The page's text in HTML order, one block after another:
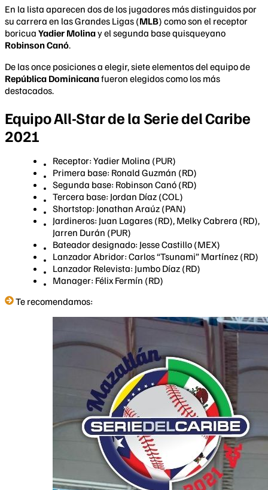
En la lista aparecen dos de los jugadores más distinguidos por
su carrera en las Grandes Ligas (MLB) como son el receptor
boricua Yadier Molinay el segunda base quisqueyano
Robinson Canó.
De las once posiciones a elegir, siete elementos del equipo de
República Dominicanafueron elegidos como los más
destacados.
Equipo All-Star de la Serie del Caribe
2021
Receptor: Yadier Molina (PUR)
Primera base: Ronald Guzmán (RD)
Segunda base: Robinson Canó (RD)
Tercera base: Jordan Díaz (COL)
Shortstop: Jonathan Araúz (PAN)
Jardineros: Juan Lagares (RD), Melky Cabrera (RD),
Jarren Durán (PUR)
Bateador designado: Jesse Castillo (MEX)
Lanzador Abridor: Carlos “Tsunami” Martínez (RD)
Lanzador Relevista: Jumbo Díaz (RD)
Manager: Félix Fermín (RD)
Te recomendamos: